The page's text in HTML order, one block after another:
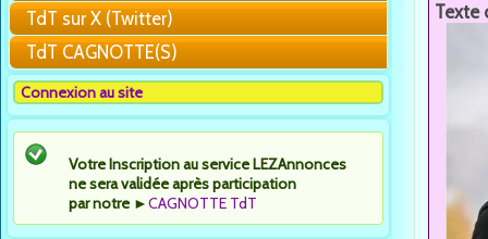
TdT sur X (Twitter)
TdT CAGNOTTE(S)
Connexion au site
Votre Inscription au service LEZAnnonces
ne sera validée après participation
par notre ►CAGNOTTE TdT
Texte